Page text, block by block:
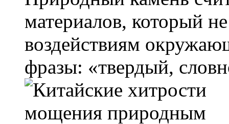
материалов, который
воздействиям
фразы: «твердый,